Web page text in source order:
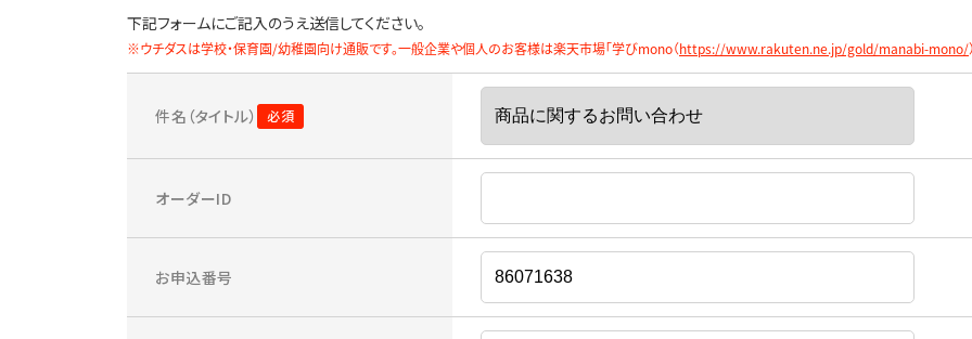
下記フォームにご記入のうえ送信してください。
※ウチダスは学校・保育園/幼稚園向け通販です。一般企業や個人のお客様は楽天市場「学びmono（https://www.rakuten.ne.jp/gold/manabi-mono/
件名（タイトル）
オーダーID
お申込番号